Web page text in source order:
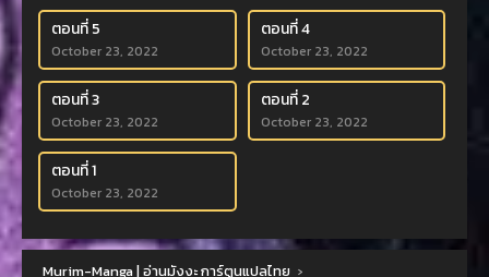
ตอนที่ 5
October 23, 2022
ตอนที่ 4
October 23, 2022
ตอนที่ 3
October 23, 2022
ตอนที่ 2
October 23, 2022
ตอนที่ 1
October 23, 2022
Murim-Manga | อ่านมังงะ การ์ตูนแปลไทย ›